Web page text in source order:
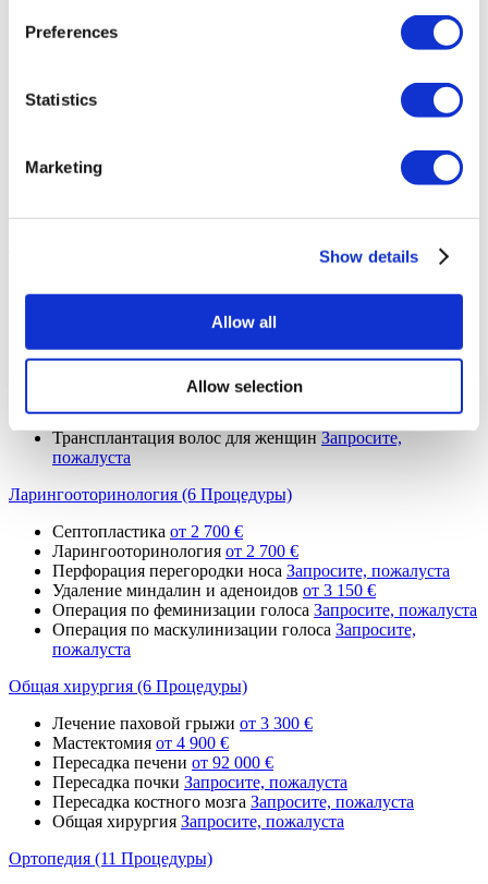
Preferences
Statistics
Marketing
Show details
Allow all
Allow selection
Reverse Mini Abdominoplasty
Запросите, пожалуста
Cinderella Face Lift
Mons Pubis Lift
Ревизионная септорино пластика
Запросите, пожалуста
Запросите,
Пересадка бровей Запросите, пожалуста
Запросите, пожалуста
Пересадка волос FUE Запросите, пожалуста
Пересадка волос DHI Запросите, пожалуста
Запросите, пожалуста
Пересадка волос методом Sapphire Запросите, пожалуста
Трансплантация волос для женщин Запросите,
пожалуста
Ларингооторинология (6 Процедуры)
Септопластика от 2 700 €
Ларингооторинология от 2 700 €
Перфорация перегородки носа Запросите, пожалуста
Удаление миндалин и аденоидов от 3 150 €
Операция по феминизации голоса Запросите, пожалуста
Операция по маскулинизации голоса Запросите,
пожалуста
Общая хирургия (6 Процедуры)
Лечение паховой грыжи от 3 300 €
Мастектомия от 4 900 €
Пересадка печени от 92 000 €
Пересадка почки Запросите, пожалуста
Пересадка костного мозга Запросите, пожалуста
Общая хирургия Запросите, пожалуста
Ортопедия (11 Процедуры)